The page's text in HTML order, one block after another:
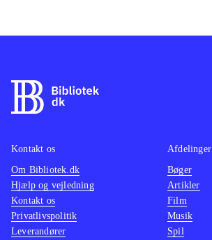
Kontakt os
Om Bibliotek.dk
Hjælp og vejledning
Kontakt os
Privatlivspolitik
Leverandører
Afdelinger
Bøger
Artikler
Film
Musik
Spil